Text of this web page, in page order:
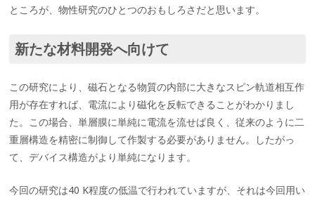
ところが、物性研究のひとつのおもしろさだと思います。
新たな材料開発へ向けて
この研究により、磁石となる物質の内部に大きなスピン軌道相互作
用が存在すれば、電流により磁化を反転できることがわかりまし
た。この場合、単層膜に単純に電流を流せば良く、従来のように二
重層構造を精密に制御して作製する必要がありません。したがっ
て、デバイス構造がより単純になります。
今回の研究は40 K程度の低温で行われていますが、それは今回用い